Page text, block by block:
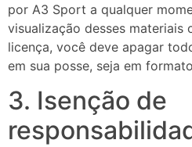
por A3 Sport a qualquer
visualização desses materiais
licença, você deve apagar
em sua posse, seja em
3. Isenção de